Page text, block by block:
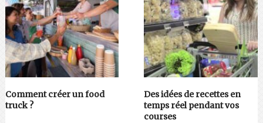
Comment créer un food
truck ?
Des idées de recettes en
temps réel pendant vos
courses